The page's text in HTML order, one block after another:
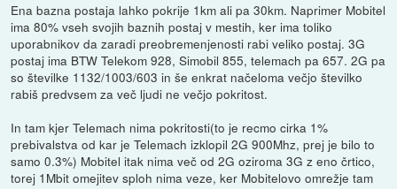
Ena bazna postaja lahko pokrije 1km ali pa 30km. Naprimer Mobitel
ima 80% vseh svojih baznih postaj v mestih, ker ima toliko
uporabnikov da zaradi preobremenjenosti rabi veliko postaj. 3G
postaj ima BTW Telekom 928, Simobil 855, telemach pa 657. 2G pa
so številke 1132/1003/603 in še enkrat načeloma večjo številko
rabiš predvsem za več ljudi ne večjo pokritost.
In tam kjer Telemach nima pokritosti(to je recmo cirka 1%
prebivalstva od kar je Telemach izklopil 2G 900Mhz, prej je bilo to
samo 0.3%) Mobitel itak nima več od 2G oziroma 3G z eno črtico,
torej 1Mbit omejitev sploh nima veze, ker Mobitelovo omrežje tam